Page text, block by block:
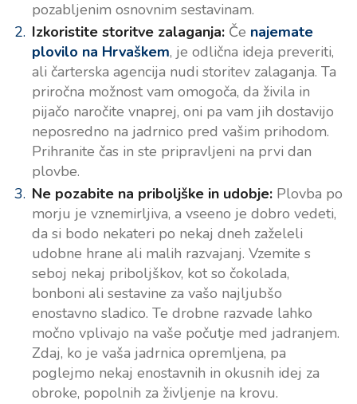
pozabljenim osnovnim sestavinam.
Izkoristite storitve zalaganja:Če najemate
plovilo na Hrvaškem, je odlična ideja preveriti,
ali čarterska agencija nudi storitev zalaganja. Ta
priročna možnost vam omogoča, da živila in
pijačo naročite vnaprej, oni pa vam jih dostavijo
neposredno na jadrnico pred vašim prihodom.
Prihranite čas in ste pripravljeni na prvi dan
plovbe.
Ne pozabite na priboljške in udobje:Plovba po
morju je vznemirljiva, a vseeno je dobro vedeti,
da si bodo nekateri po nekaj dneh zaželeli
udobne hrane ali malih razvajanj. Vzemite s
seboj nekaj priboljškov, kot so čokolada,
bonboni ali sestavine za vašo najljubšo
enostavno sladico. Te drobne razvade lahko
močno vplivajo na vaše počutje med jadranjem.
Zdaj, ko je vaša jadrnica opremljena, pa
poglejmo nekaj enostavnih in okusnih idej za
obroke, popolnih za življenje na krovu.